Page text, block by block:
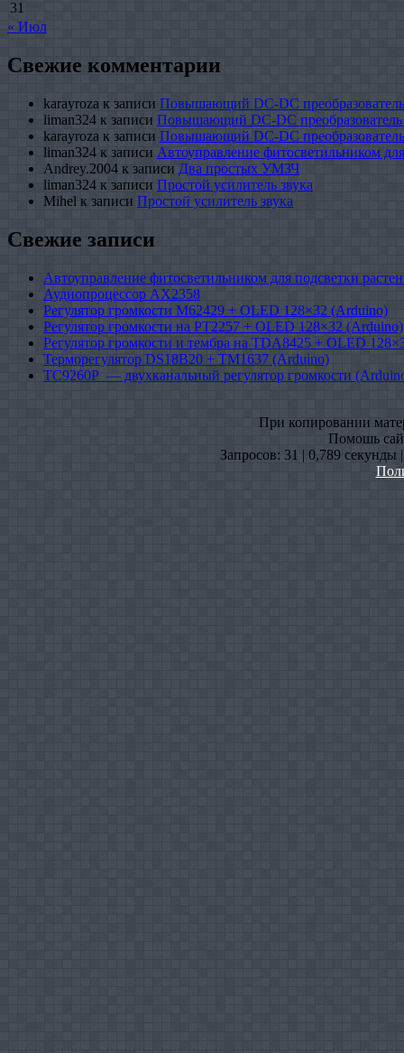
31
« Июл
Свежие комментарии
karayroza к записи Повышающий DC-DC
liman324 к записи Повышающий DC-DC
karayroza к записи Повышающий DC-DC
liman324 к записи Автоуправление фитосветильником
Andrey.2004 к записи Два простых УМЗЧ
liman324 к записи Простой усилитель звука
Mihel к записи Простой усилитель звука
Свежие записи
Автоуправление фитосветильником для подсветки
Аудиопроцессор AX2358
Регулятор громкости M62429 + OLED 128×32 (Arduino)
Регулятор громкости на PT2257 + OLED 128×32 (Arduino)
Регулятор громкости и тембра на TDA8425 + OLED
Терморегулятор DS18B20 + TM1637 (Arduino)
TC9260P — двухканальный регулятор громкости
При копировании
Помошь
Запросов: 31 | 0,789 секунды